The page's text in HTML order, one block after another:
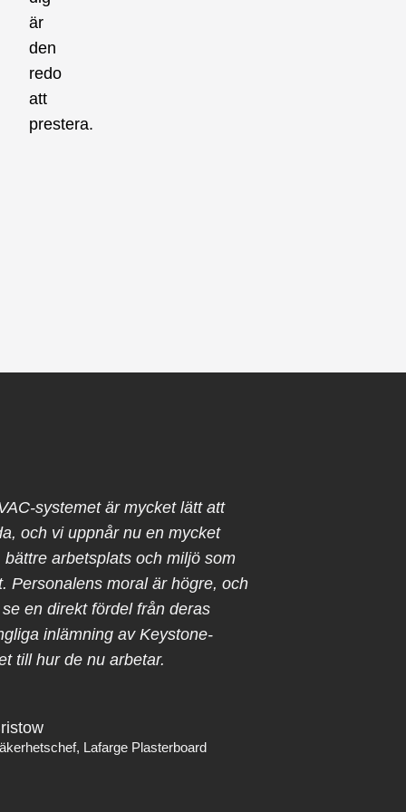
är
den
redo
att
prestera.
systemet är mycket lätt att
och vi uppnår nu en mycket
bättre arbetsplats och miljö som
Personalens moral är högre, och
en direkt fördel från deras
inlämning av Keystone-
till hur de nu arbetar.
Lafarge Plasterboard